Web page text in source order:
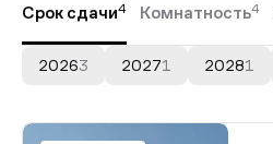
Срок сдачи4 Комнатность4
20263 20271 20281